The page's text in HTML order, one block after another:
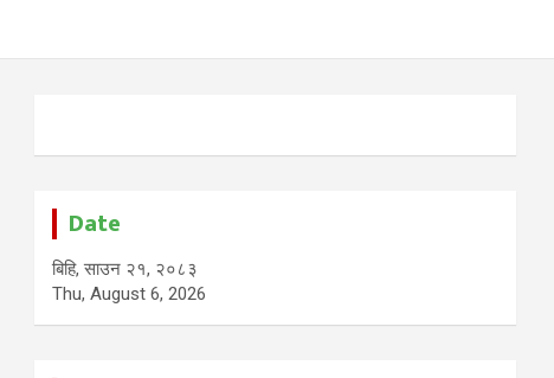
Date
बिहि, साउन २१, २०८३
Thu, August 6, 2026